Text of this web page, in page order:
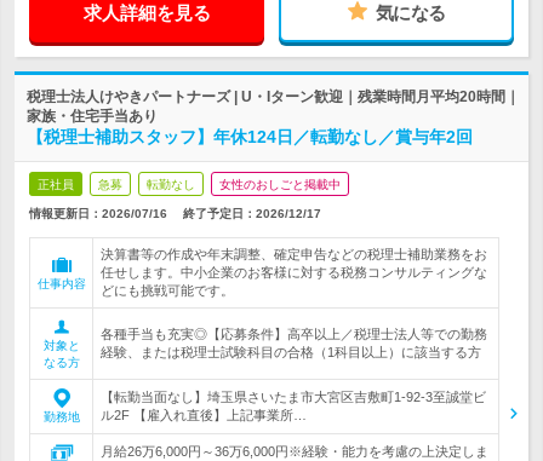
求人詳細を見る 気になる
税理士法人けやきパートナーズ | U・Iターン歓迎｜残業時間月平均20時間｜
家族・住宅手当あり
【税理士補助スタッフ】年休124日／転勤なし／賞与年2回
正社員 急募 転勤なし 女性のおしごと掲載中
情報更新日：2026/07/16 終了予定日： 2026/12/17
仕事内容
決算書等の作成や年末調整、確定申告などの税理士補助業務をお
任せします。中小企業のお客様に対する税務コンサルティングな
どにも挑戦可能です。
対象と
なる方
各種手当も充実◎【応募条件】高卒以上／税理士法人等での勤務
経験、または税理士試験科目の合格（1科目以上）に該当する方
勤務地
【転勤当面なし】埼玉県さいたま市大宮区吉敷町1-92-3至誠堂ビ
ル2F 【雇入れ直後】上記事業所…
月給26万6,000円～36万6,000円※経験・能力を考慮の上決定しま